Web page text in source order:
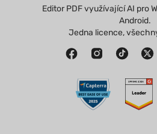
Editor PDF využívající AI pro
Android.
Jedna licence,